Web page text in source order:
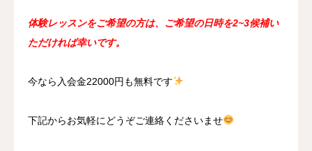
体験レッスンをご希望の方は、ご希望の日時を2~3候補い
ただければ幸いです。
今なら入会金22000円も無料です
下記からお気軽にどうぞご連絡くださいませ